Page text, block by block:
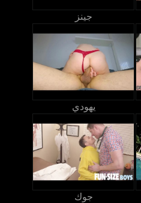
جينز
يهودي
جوك